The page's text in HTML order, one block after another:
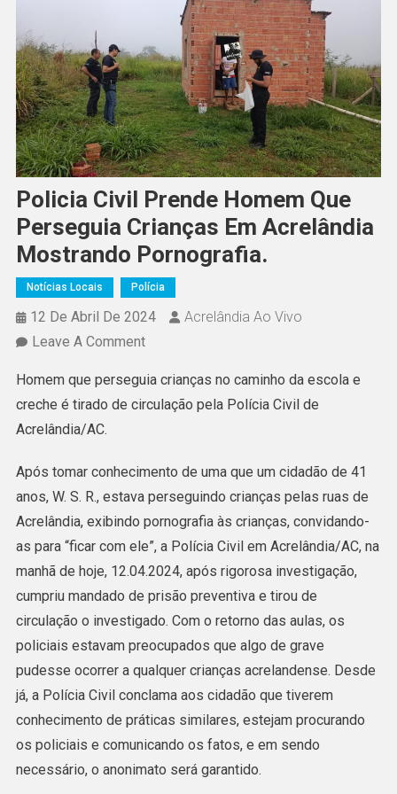
Policia Civil Prende Homem Que
Perseguia Crianças Em Acrelândia
Mostrando Pornografia.
Notícias Locais Polícia
12 De Abril De 2024
Acrelândia Ao Vivo
Leave A CommentOn
Civil
Prende
Que
Perseguia
Em
Acrelândia
Mostrando
Pornografia.
Homem que perseguia crianças no caminho da escola e
creche é tirado de circulação pela Polícia Civil de
Acrelândia/AC.
Após tomar conhecimento de uma que um cidadão de 41
anos, W. S. R., estava perseguindo crianças pelas ruas de
Acrelândia, exibindo pornografia às crianças, convidando-
as para “ficar com ele”, a Polícia Civil em Acrelândia/AC, na
manhã de hoje, 12.04.2024, após rigorosa investigação,
cumpriu mandado de prisão preventiva e tirou de
circulação o investigado. Com o retorno das aulas, os
policiais estavam preocupados que algo de grave
pudesse ocorrer a qualquer crianças acrelandense. Desde
já, a Polícia Civil conclama aos cidadão que tiverem
conhecimento de práticas similares, estejam procurando
os policiais e comunicando os fatos, e em sendo
necessário, o anonimato será garantido.